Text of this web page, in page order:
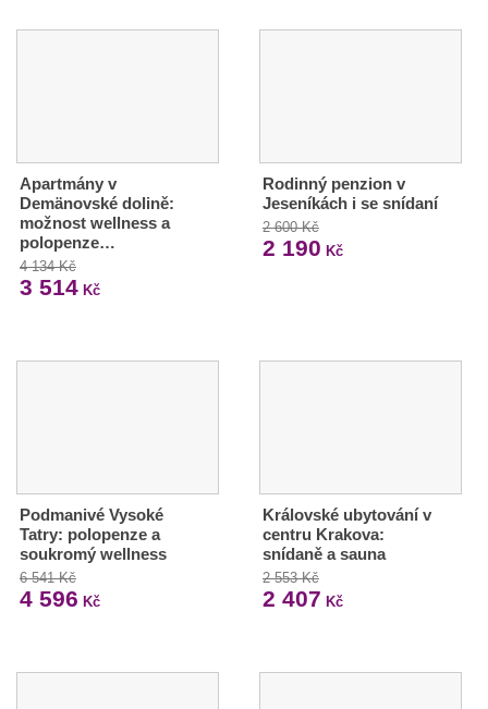
Apartmány v
Demänovské dolině:
možnost wellness a
polopenze…
4 134 Kč
3 514 Kč
Rodinný penzion v
Jeseníkách i se snídaní
2 600 Kč
2 190 Kč
Podmanivé Vysoké
Tatry: polopenze a
soukromý wellness
6 541 Kč
4 596 Kč
Královské ubytování v
centru Krakova:
snídaně a sauna
2 553 Kč
2 407 Kč